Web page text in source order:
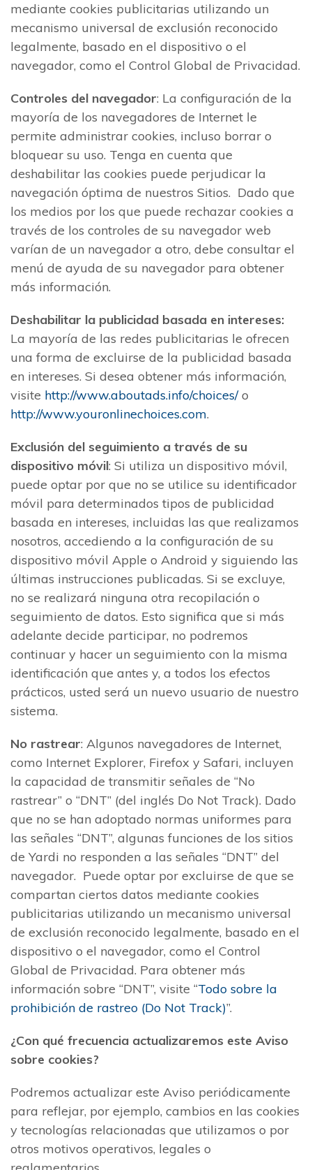
mediante cookies publicitarias utilizando un
mecanismo universal de exclusión reconocido
legalmente, basado en el dispositivo o el
navegador, como el Control Global de Privacidad.
Controles del navegador: La configuración de la
mayoría de los navegadores de Internet le
permite administrar cookies, incluso borrar o
bloquear su uso. Tenga en cuenta que
deshabilitar las cookies puede perjudicar la
navegación óptima de nuestros Sitios. Dado que
los medios por los que puede rechazar cookies a
través de los controles de su navegador web
varían de un navegador a otro, debe consultar el
menú de ayuda de su navegador para obtener
más información.
Deshabilitar la publicidad basada en intereses:
La mayoría de las redes publicitarias le ofrecen
una forma de excluirse de la publicidad basada
en intereses. Si desea obtener más información,
visite http://www.aboutads.info/choices/o
http://www.youronlinechoices.com.
Exclusión del seguimiento a través de su
dispositivo móvil: Si utiliza un dispositivo móvil,
puede optar por que no se utilice su identificador
móvil para determinados tipos de publicidad
basada en intereses, incluidas las que realizamos
nosotros, accediendo a la configuración de su
dispositivo móvil Apple o Android y siguiendo las
últimas instrucciones publicadas. Si se excluye,
no se realizará ninguna otra recopilación o
seguimiento de datos. Esto significa que si más
adelante decide participar, no podremos
continuar y hacer un seguimiento con la misma
identificación que antes y, a todos los efectos
prácticos, usted será un nuevo usuario de nuestro
sistema.
No rastrear: Algunos navegadores de Internet,
como Internet Explorer, Firefox y Safari, incluyen
la capacidad de transmitir señales de “No
rastrear” o “DNT” (del inglés Do Not Track). Dado
que no se han adoptado normas uniformes para
las señales “DNT”, algunas funciones de los sitios
de Yardi no responden a las señales “DNT” del
navegador. Puede optar por excluirse de que se
compartan ciertos datos mediante cookies
publicitarias utilizando un mecanismo universal
de exclusión reconocido legalmente, basado en el
dispositivo o el navegador, como el Control
Global de Privacidad. Para obtener más
información sobre “DNT”, visite “Todo sobre la
prohibición de rastreo (Do Not Track)”.
¿Con qué frecuencia actualizaremos este Aviso
sobre cookies?
Podremos actualizar este Aviso periódicamente
para reflejar, por ejemplo, cambios en las cookies
y tecnologías relacionadas que utilizamos o por
otros motivos operativos, legales o